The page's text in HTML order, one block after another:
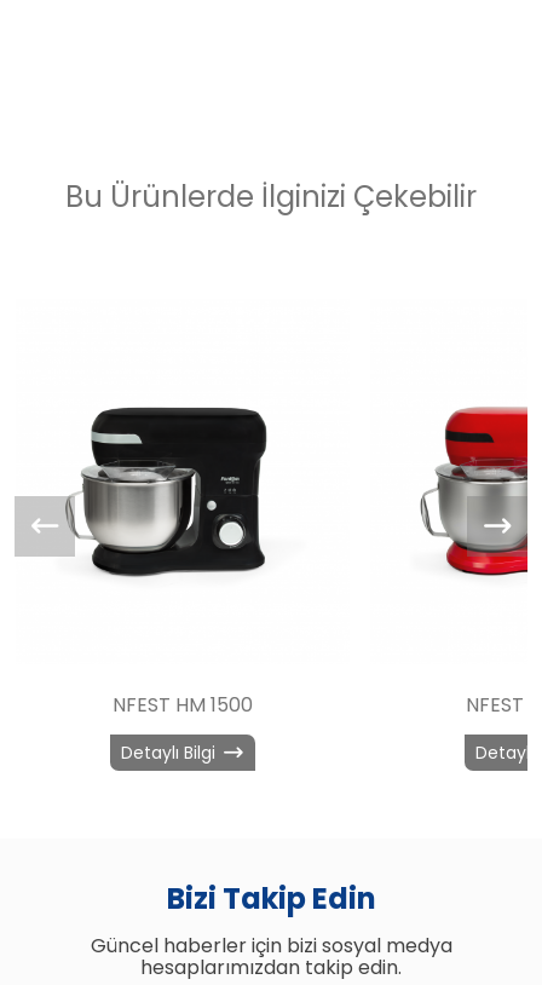
Bu Ürünlerde İlginizi Çekebilir
NFEST HM 1500
Detaylı Bilgi
NFEST
Detaylı
Bizi Takip Edin
Güncel haberler için bizi sosyal medya
hesaplarımızdan takip edin.